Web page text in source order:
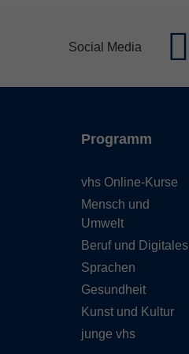
Social Media
Programm
vhs Online-Kurse
Mensch und
Umwelt
Beruf und Digitales
Sprachen
Gesundheit
Kunst und Kultur
junge vhs